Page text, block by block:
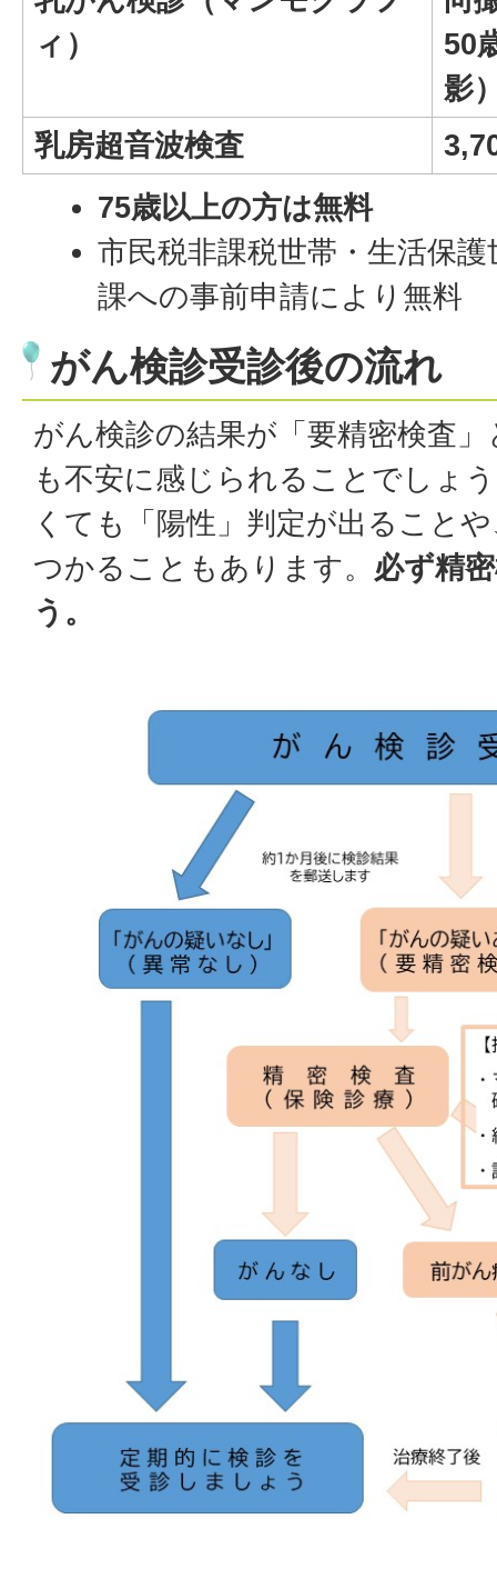
ィ）
50
影
乳房超音波検査
75歳以上の方は無料
市民税非課税世帯・生活保
課への事前申請により無料
がん検診受診後の流れ
がん検診の結果が「要精密検査
も不安に感じられることでしょ
くても「陽性」判定が出ること
つかることもあります。 必ず精
う。